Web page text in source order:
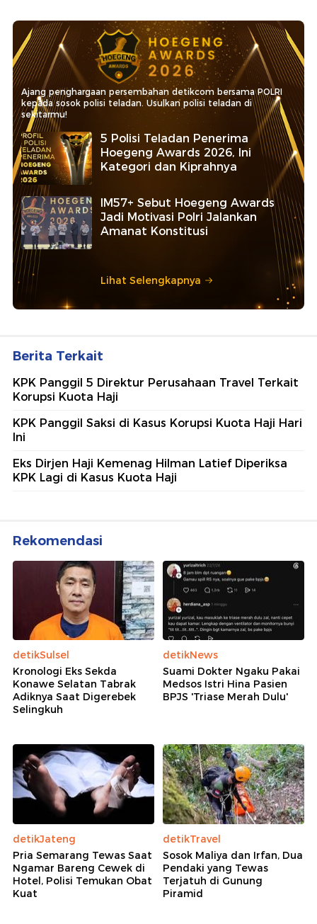
Ajang penghargaan persembahan detikcom bersama POLRI
kepada sosok polisi teladan. Usulkan polisi teladan di
sekitarmu!
5 Polisi Teladan Penerima
Hoegeng Awards 2026, Ini
Kategori dan Kiprahnya
IM57+ Sebut Hoegeng Awards
Jadi Motivasi Polri Jalankan
Amanat Konstitusi
Lihat Selengkapnya
Berita Terkait
KPK Panggil 5 Direktur Perusahaan Travel Terkait
Korupsi Kuota Haji
KPK Panggil Saksi di Kasus Korupsi Kuota Haji Hari
Ini
Eks Dirjen Haji Kemenag Hilman Latief Diperiksa
KPK Lagi di Kasus Kuota Haji
Rekomendasi
detikSulsel
Kronologi Eks Sekda
Konawe Selatan Tabrak
Adiknya Saat Digerebek
Selingkuh
detikNews
Suami Dokter Ngaku Pakai
Medsos Istri Hina Pasien
BPJS 'Triase Merah Dulu'
detikJateng
Pria Semarang Tewas Saat
Ngamar Bareng Cewek di
Hotel, Polisi Temukan Obat
Kuat
detikTravel
Sosok Maliya dan Irfan, Dua
Pendaki yang Tewas
Terjatuh di Gunung
Piramid